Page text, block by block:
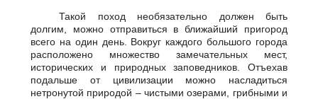
Такой поход необязательно должен быть
долгим, можно отправиться в ближайший пригород
всего на один день. Вокруг каждого большого города
расположено множество замечательных мест,
исторических и природных заповедников. Отъехав
подальше от цивилизации можно насладиться
нетронутой природой – чистыми озерами, грибными и